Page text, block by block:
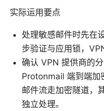
实际运用要点
处理敏感邮件时先在
步验证与应用锁，
确认 VPN 提供商的
Protonmail 端到端加
邮件流走加密隧道，
独立处理。